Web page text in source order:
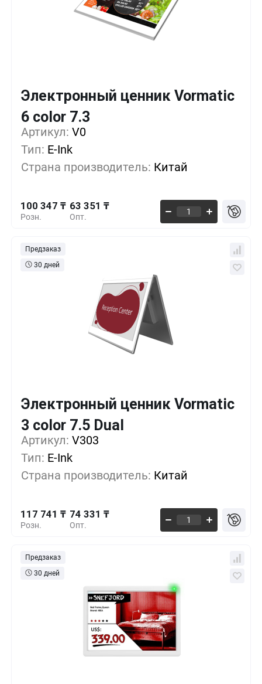
Электронный ценник Vormatic
6 color 7.3
Артикул: V0
Тип: E-Ink
Страна производитель: Китай
Розн.
100 347 ₸
Опт.
63 351 ₸
1+
100+
500+ -30%
Предзаказ
30 дней
Электронный ценник Vormatic
3 color 7.5 Dual
Артикул: V303
Тип: E-Ink
Страна производитель: Китай
Розн.
117 741 ₸
Опт.
74 331 ₸
1+ 0%
100+
500+ -89%
Предзаказ
30 дней